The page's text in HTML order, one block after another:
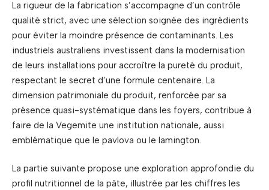
La rigueur de la fabrication s’accompagne d’un contrôle
qualité strict, avec une sélection soignée des ingrédients
pour éviter la moindre présence de contaminants. Les
industriels australiens investissent dans la modernisation
de leurs installations pour accroître la pureté du produit,
respectant le secret d’une formule centenaire. La
dimension patrimoniale du produit, renforcée par sa
présence quasi-systématique dans les foyers, contribue à
faire de la Vegemite une institution nationale, aussi
emblématique que le pavlova ou le lamington.
La partie suivante propose une exploration approfondie du
profil nutritionnel de la pâte, illustrée par les chiffres les